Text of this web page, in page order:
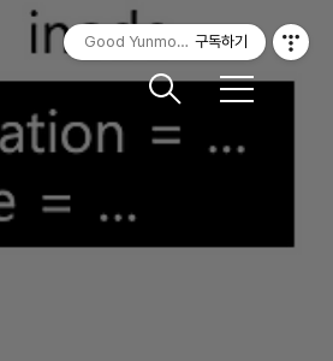
메
Good Yunmorning구독하기